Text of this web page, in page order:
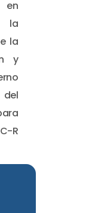
la
la
y
R